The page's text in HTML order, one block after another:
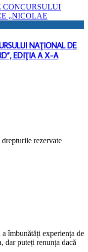
NAŢIONAL DE
EDIŢIA A X-A
drepturile rezervate
îmbunătăți experiența de
dar puteți renunța dacă